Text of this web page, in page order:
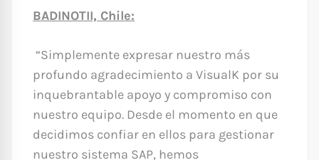
BADINOTII, Chile:
“Simplemente expresar nuestro más
profundo agradecimiento a VisualK por su
inquebrantable apoyo y compromiso con
nuestro equipo. Desde el momento en que
decidimos confiar en ellos para gestionar
nuestro sistema SAP, hemos